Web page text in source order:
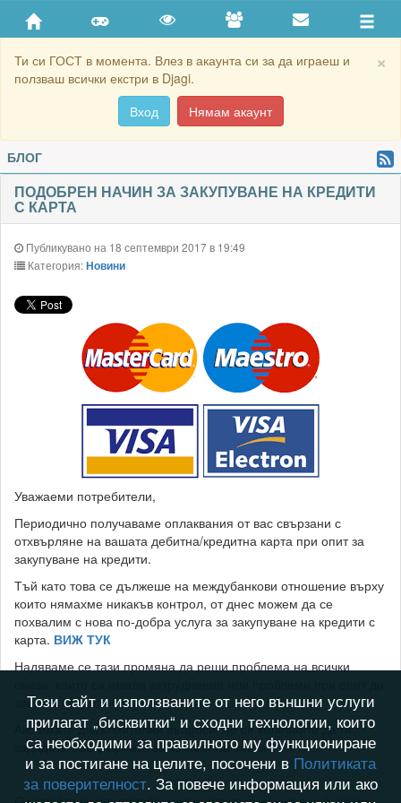
×
Ти си ГОСТ в момента. Влез в акаунта си за да играеш и
ползваш всички екстри в Djagi.
Вход
Нямам акаунт
БЛОГ
ПОДОБРЕН НАЧИН ЗА ЗАКУПУВАНЕ НА КРЕДИТИ
С КАРТА
Публикувано на 18 септември 2017 в 19:49
Категория:Новини
Уважаеми потребители,
Периодично получаваме оплаквания от вас свързани с
отхвърляне на вашата дебитна/кредитна карта при опит за
закупуване на кредити.
Тъй като това се дължеше на междубанкови отношение върху
които нямахме никакъв контрол, от днес можем да се
похвалим с нова по-добра услуга за закупуване на кредити с
карта. ВИЖ ТУК
Надяваме се тази промяна да реши проблема на всички
закупят кредити с банкова карта.
Ако имате допълнителни въпроси, не се колебайте да ги
зададете във формата за контакт на сайтаТУК
Този сайт и използваните от него външни услуги
прилагат „бисквитки“ и сходни технологии, които
са необходими за правилното му функциониране
и за постигане на целите, посочени в Политиката
за поверителност. За повече информация или ако